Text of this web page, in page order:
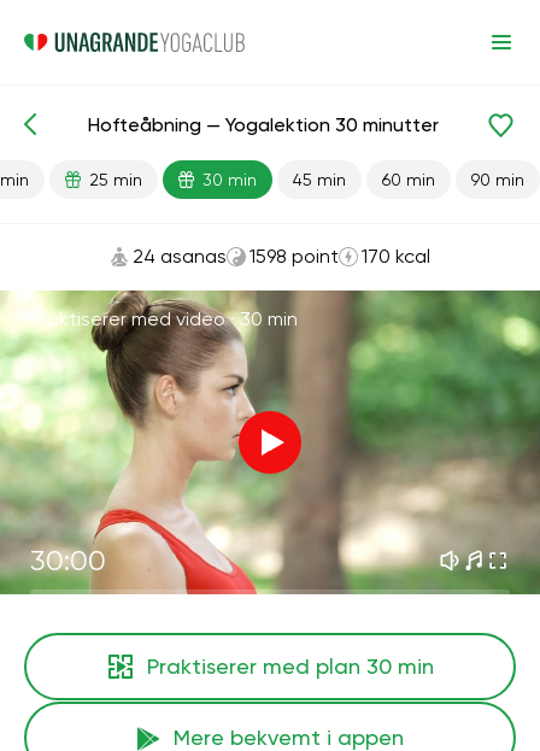
Færdiglavede lektioner Fleksibilitet Bækken
Hofteåbning — Yogalektion 30 minutter
25 min 30 min 45 min 60 min 90 min
24 asanas 1598 point 170 kcal
Praktiserer med video ·30 min
30:00
Praktiserer med plan 30 min
Mere bekvemt i appen